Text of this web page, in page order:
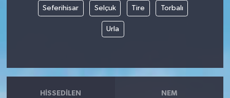
Seferihisar Selçuk Tire Torbalı
Urla
HISSEDILEN NEM